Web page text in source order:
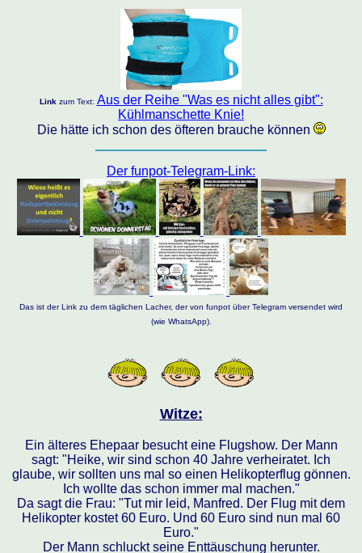
Linkzum Text: Aus der Reihe "Was es nicht alles gibt":
Kühlmanschette Knie!
Die hätte ich schon des öfteren brauche können
Der funpot-Telegram-Link:
Das ist der Link zu dem täglichen Lacher, der von funpot über Telegram versendet wird
(wie WhatsApp).
Witze:
Ein älteres Ehepaar besucht eine Flugshow. Der Mann
sagt: "Heike, wir sind schon 40 Jahre verheiratet. Ich
glaube, wir sollten uns mal so einen Helikopterflug gönnen.
Ich wollte das schon immer mal machen."
Da sagt die Frau: "Tut mir leid, Manfred. Der Flug mit dem
Helikopter kostet 60 Euro. Und 60 Euro sind nun mal 60
Euro."
Der Mann schluckt seine Enttäuschung herunter.